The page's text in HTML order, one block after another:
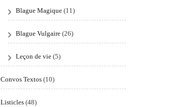
Blague Magique(11)
Blague Vulgaire(26)
Leçon de vie(5)
Convos Textos(10)
Listicles(48)